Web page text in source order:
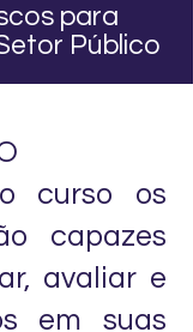
para
Público
curso os
capazes
avaliar e
em suas